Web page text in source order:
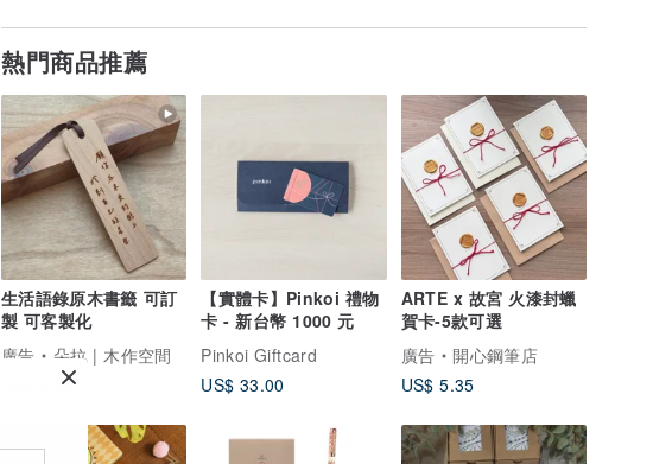
熱門商品推薦
生活語錄原木書籤 可訂
製 可客製化
廣告
朵拉 | 木作空間
US$ 4.46
【實體卡】Pinkoi 禮物
卡 - 新台幣 1000 元
Pinkoi Giftcard
US$ 33.00
ARTE x 故宮 火漆封蠟
賀卡-5款可選
廣告
開心鋼筆店
US$ 5.35